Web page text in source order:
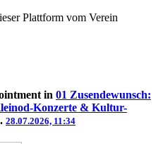
Plattform vom Verein
in 01 Zusendewunsch:
Konzerte & Kultur-
. 28.07.2026, 11:34